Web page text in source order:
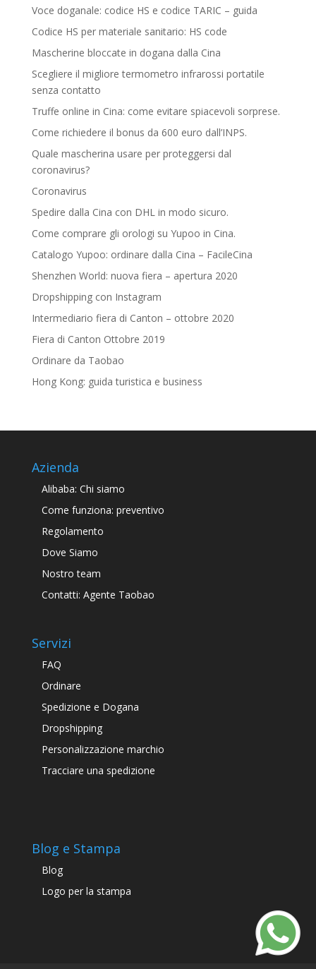
Voce doganale: codice HS e codice TARIC – guida
Codice HS per materiale sanitario: HS code
Mascherine bloccate in dogana dalla Cina
Scegliere il migliore termometro infrarossi portatile
senza contatto
Truffe online in Cina: come evitare spiacevoli sorprese.
Come richiedere il bonus da 600 euro dall’INPS.
Quale mascherina usare per proteggersi dal
coronavirus?
Coronavirus
Spedire dalla Cina con DHL in modo sicuro.
Come comprare gli orologi su Yupoo in Cina.
Catalogo Yupoo: ordinare dalla Cina – FacileCina
Shenzhen World: nuova fiera – apertura 2020
Dropshipping con Instagram
Intermediario fiera di Canton – ottobre 2020
Fiera di Canton Ottobre 2019
Ordinare da Taobao
Hong Kong: guida turistica e business
Azienda
Alibaba: Chi siamo
Come funziona: preventivo
Regolamento
Dove Siamo
Nostro team
Contatti: Agente Taobao
Servizi
FAQ
Ordinare
Spedizione e Dogana
Dropshipping
Personalizzazione marchio
Tracciare una spedizione
Blog e Stampa
Blog
Logo per la stampa